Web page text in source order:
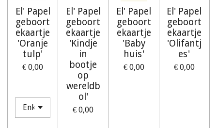
El' Papel
geboort
ekaartje
'Oranje
tulp'
€ 0,00
El' Papel
geboort
ekaartje
'Kindje
in
bootje
op
wereldb
ol'
€ 0,00
El' Papel
geboort
ekaartje
'Baby
huis'
€ 0,00
El' Papel
geboort
ekaartje
'Olifantj
es'
€ 0,00